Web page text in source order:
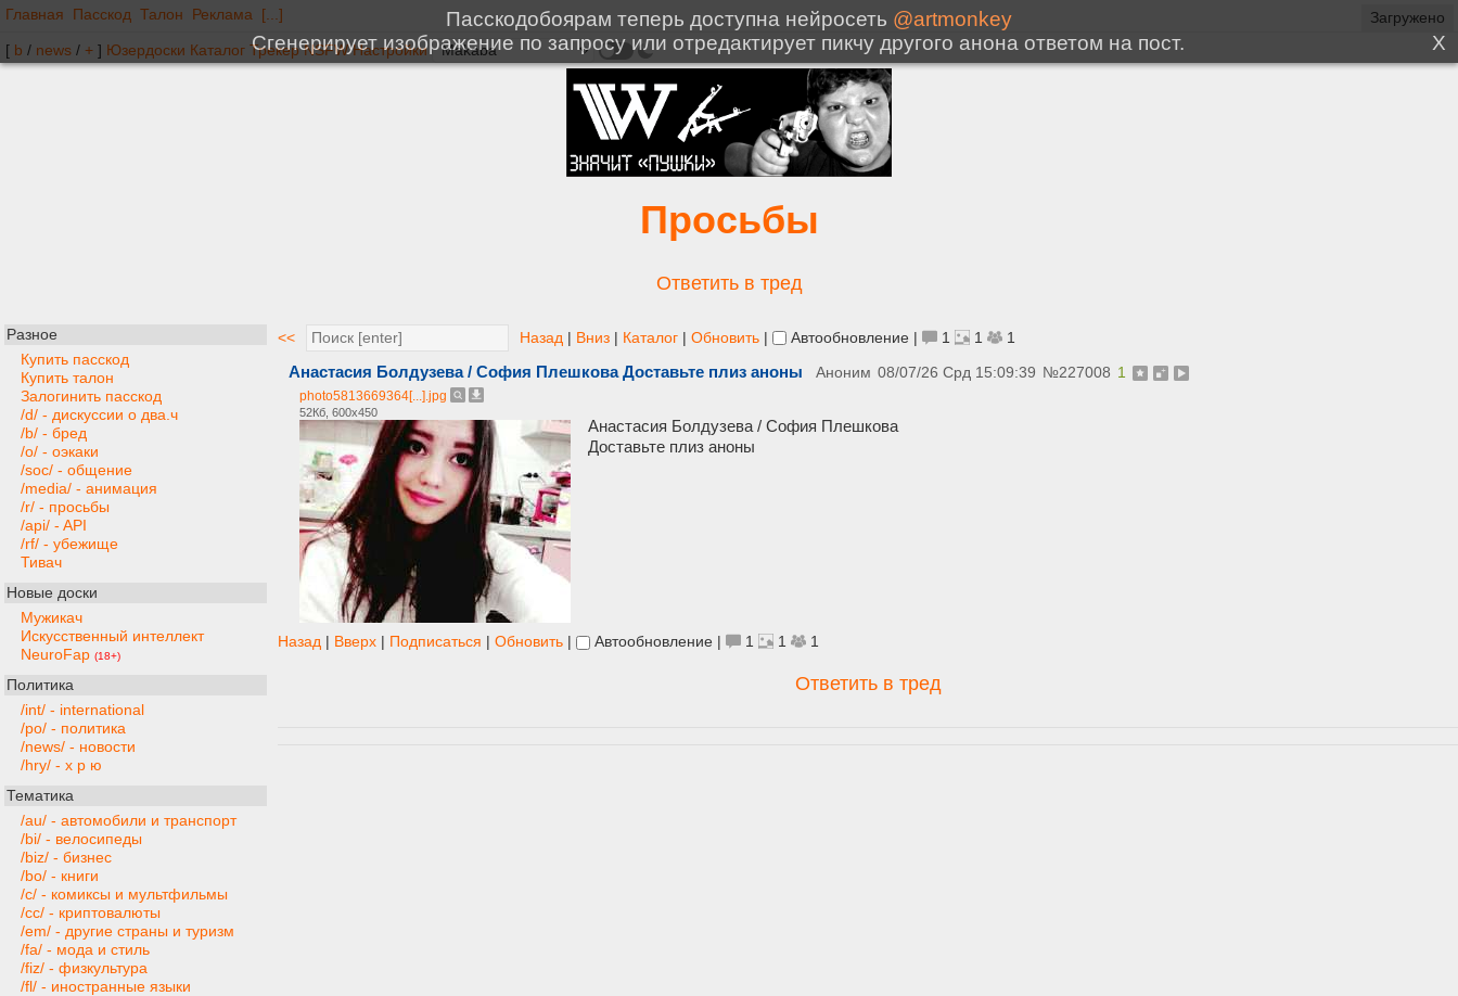
Главная Пасскод Талон Реклама [...]
[ b / news / + ] Юзердоски Каталог Трекер NSFW Настройки
Просьбы
Ответить в тред
Разное
Купить пасскод
Купить талон
Залогинить пасскод
/d/ - дискуссии о два.ч
/b/ - бред
/o/ - оэкаки
/soc/ - общение
/media/ - анимация
/r/ - просьбы
/api/ - API
/rf/ - убежище
Тивач
Новые доски
Мужикач
Искусственный интеллект
NeuroFap (18+)
Политика
/int/ - international
/po/ - политика
/news/ - новости
/hry/ - х р ю
Тематика
/au/ - автомобили и транспорт
/bi/ - велосипеды
/biz/ - бизнес
/bo/ - книги
/c/ - комиксы и мультфильмы
/cc/ - криптовалюты
/em/ - другие страны и туризм
/fa/ - мода и стиль
/fiz/ - физкультура
/fl/ - иностранные языки
<< Назад | Вниз | Каталог | Обновить | Автообновление | 1 1 1
Анастасия Болдузева / София Плешкова Доставьте плиз аноны Аноним 08/07/26 Срд 15:09:39 №227008 1
photo5813669364[...].jpg
52Кб, 600x450
Анастасия Болдузева / София Плешкова
Доставьте плиз аноны
Загружено
Назад Вверх Подписаться Обновить Автообновление 1 1 1
Ответить в тред